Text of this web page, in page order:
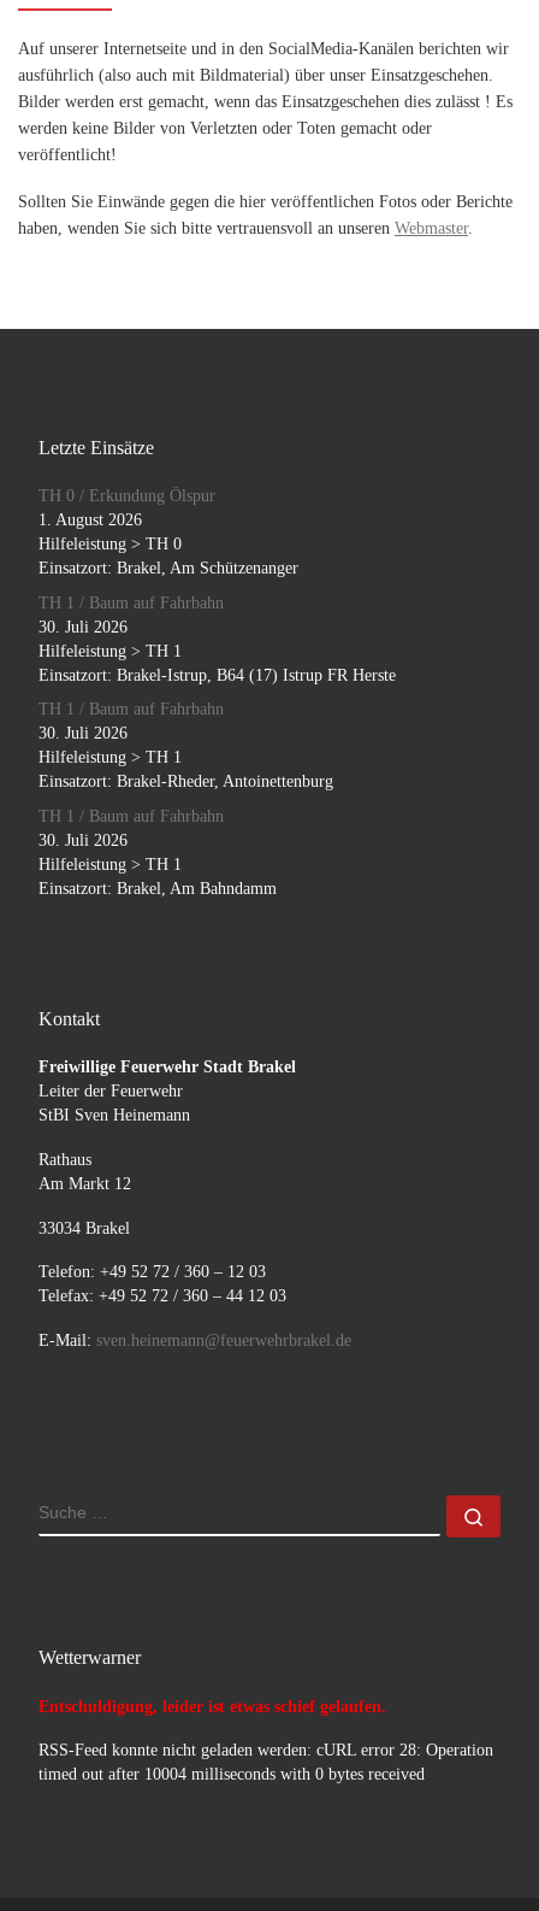
Auf unserer Internetseite und in den SocialMedia-Kanälen berichten wir
ausführlich (also auch mit Bildmaterial) über unser Einsatzgeschehen.
Bilder werden erst gemacht, wenn das Einsatzgeschehen dies zulässt ! Es
werden keine Bilder von Verletzten oder Toten gemacht oder
veröffentlicht!
Sollten Sie Einwände gegen die hier veröffentlichen Fotos oder Berichte
haben, wenden Sie sich bitte vertrauensvoll an unseren Webmaster.
Letzte Einsätze
TH 0 / Erkundung Ölspur
1. August 2026
Hilfeleistung > TH 0
Einsatzort: Brakel, Am Schützenanger
TH 1 / Baum auf Fahrbahn
30. Juli 2026
Hilfeleistung > TH 1
Einsatzort: Brakel-Istrup, B64 (17) Istrup FR Herste
TH 1 / Baum auf Fahrbahn
30. Juli 2026
Hilfeleistung > TH 1
Einsatzort: Brakel-Rheder, Antoinettenburg
TH 1 / Baum auf Fahrbahn
30. Juli 2026
Hilfeleistung > TH 1
Einsatzort: Brakel, Am Bahndamm
Kontakt
Freiwillige Feuerwehr Stadt Brakel
Leiter der Feuerwehr
StBI Sven Heinemann
Rathaus
Am Markt 12
33034 Brakel
Telefon: +49 52 72 / 360 – 12 03
Telefax: +49 52 72 / 360 – 44 12 03
E-Mail: sven.heinemann@feuerwehrbrakel.de
SUCHE
Wetterwarner
Entschuldigung, leider ist etwas schief gelaufen.
RSS-Feed konnte nicht geladen werden: cURL error 28: Operation
timed out after 10004 milliseconds with 0 bytes received